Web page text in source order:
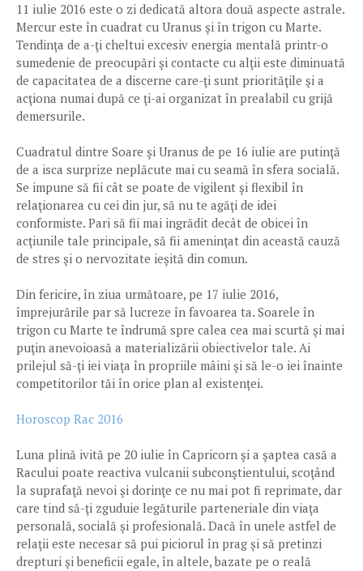
11 iulie 2016 este o zi dedicată altora două aspecte astrale.
Mercur este în cuadrat cu Uranus şi în trigon cu Marte.
Tendinţa de a-ţi cheltui excesiv energia mentală printr-o
sumedenie de preocupări şi contacte cu alţii este diminuată
de capacitatea de a discerne care-ţi sunt priorităţile şi a
acţiona numai după ce ţi-ai organizat în prealabil cu grijă
demersurile.
Cuadratul dintre Soare şi Uranus de pe 16 iulie are putinţă
de a isca surprize neplăcute mai cu seamă în sfera socială.
Se impune să fii cât se poate de vigilent şi flexibil în
relaţionarea cu cei din jur, să nu te agăţi de idei
conformiste. Pari să fii mai ingrădit decât de obicei în
acţiunile tale principale, să fii ameninţat din această cauză
de stres şi o nervozitate ieşită din comun.
Din fericire, în ziua următoare, pe 17 iulie 2016,
împrejurările par să lucreze în favoarea ta. Soarele în
trigon cu Marte te îndrumă spre calea cea mai scurtă şi mai
puţin anevoioasă a materializării obiectivelor tale. Ai
prilejul să-ţi iei viaţa în propriile mâini şi să le-o iei înainte
competitorilor tăi în orice plan al existenţei.
Horoscop Rac 2016
Luna plină ivită pe 20 iulie în Capricorn şi a şaptea casă a
Racului poate reactiva vulcanii subconştientului, scoţând
la suprafaţă nevoi şi dorinţe ce nu mai pot fi reprimate, dar
care tind să-ţi zguduie legăturile parteneriale din viaţa
personală, socială şi profesională. Dacă în unele astfel de
relaţii este necesar să pui piciorul în prag şi să pretinzi
drepturi şi beneficii egale, în altele, bazate pe o reală